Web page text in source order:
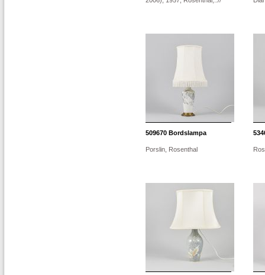
509670 Bordslampa
Porslin, Rosenthal